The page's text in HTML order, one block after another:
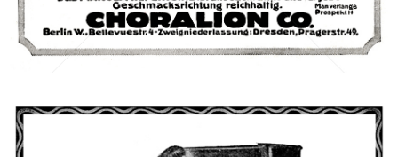
Bild-ID: 42565